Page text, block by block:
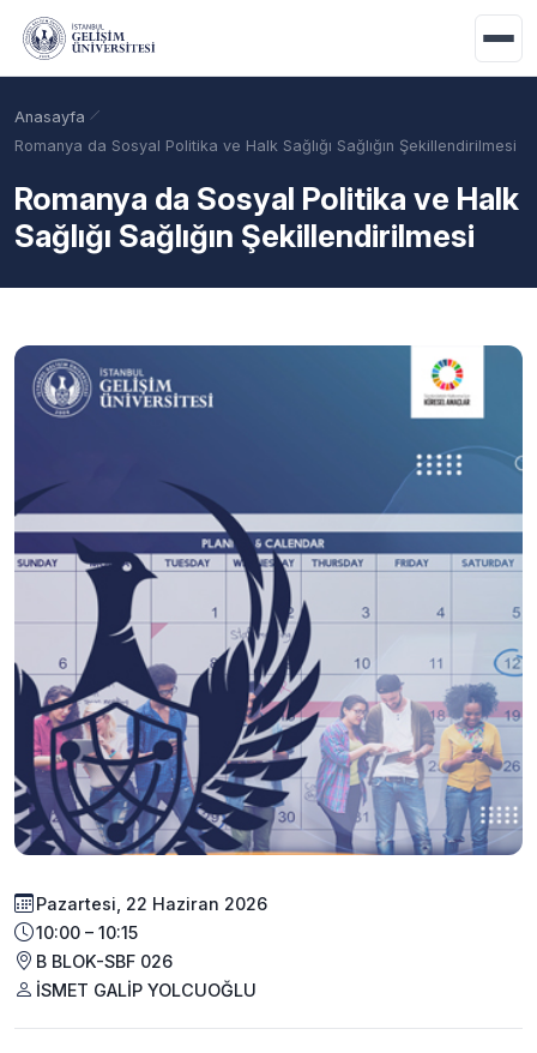
Ana içeriğe geç
Akademik Takvim Taban Puanlar
Anasayfa
Romanya da Sosyal Politika ve Halk Sağlığı Sağlığın Şekillendirilmesi
Romanya da Sosyal Politika ve Halk
Sağlığı Sağlığın Şekillendirilmesi
Pazartesi, 22 Haziran 2026
10:00 – 10:15
B BLOK-SBF 026
İSMET GALİP YOLCUOĞLU